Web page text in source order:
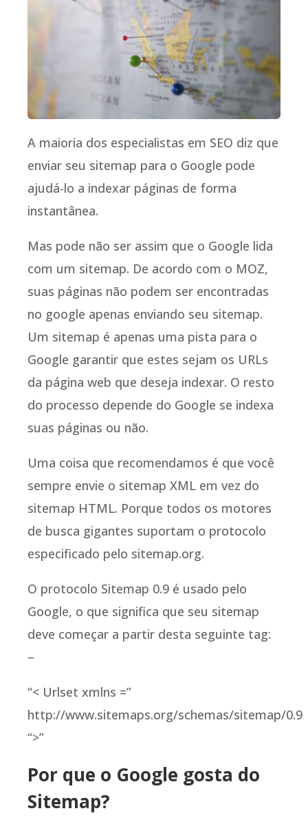
A maioria dos especialistas em SEO diz que
enviar seu sitemap para o Google pode
ajudá-lo a indexar páginas de forma
instantânea.
Mas pode não ser assim que o Google lida
com um sitemap. De acordo com o MOZ,
suas páginas não podem ser encontradas
no google apenas enviando seu sitemap.
Um sitemap é apenas uma pista para o
Google garantir que estes sejam os URLs
da página web que deseja indexar. O resto
do processo depende do Google se indexa
suas páginas ou não.
Uma coisa que recomendamos é que você
sempre envie o sitemap XML em vez do
sitemap HTML. Porque todos os motores
de busca gigantes suportam o protocolo
especificado pelo sitemap.org.
O protocolo Sitemap 0.9 é usado pelo
Google, o que significa que seu sitemap
deve começar a partir desta seguinte tag:
–
“< Urlset xmlns =” ​​
http://www.sitemaps.org/schemas/sitemap/0.9
“>”
Por que o Google gosta do
Sitemap?